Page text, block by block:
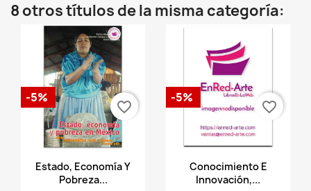
8 otros títulos de la misma categoría:
Vista rápida
Estado, Economía Y
Pobreza...
-5%
favorite_border
Vista rápida
Conocimiento E
Innovación,...
-5%
favorite_border